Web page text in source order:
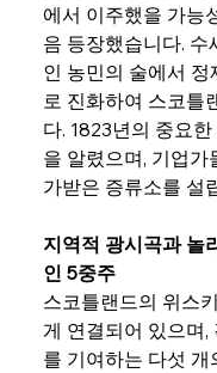
에서 이주했을 가능
음 등장했습니다. 수
인 농민의 술에서
로 진화하여 스코틀
다. 1823년의 중요한
을 알렸으며, 기업가
가받은 증류소를 설
지역적 광시곡과 놀
인 5중주
스코틀랜드의 위스
게 연결되어 있으며,
를 기여하는 다섯